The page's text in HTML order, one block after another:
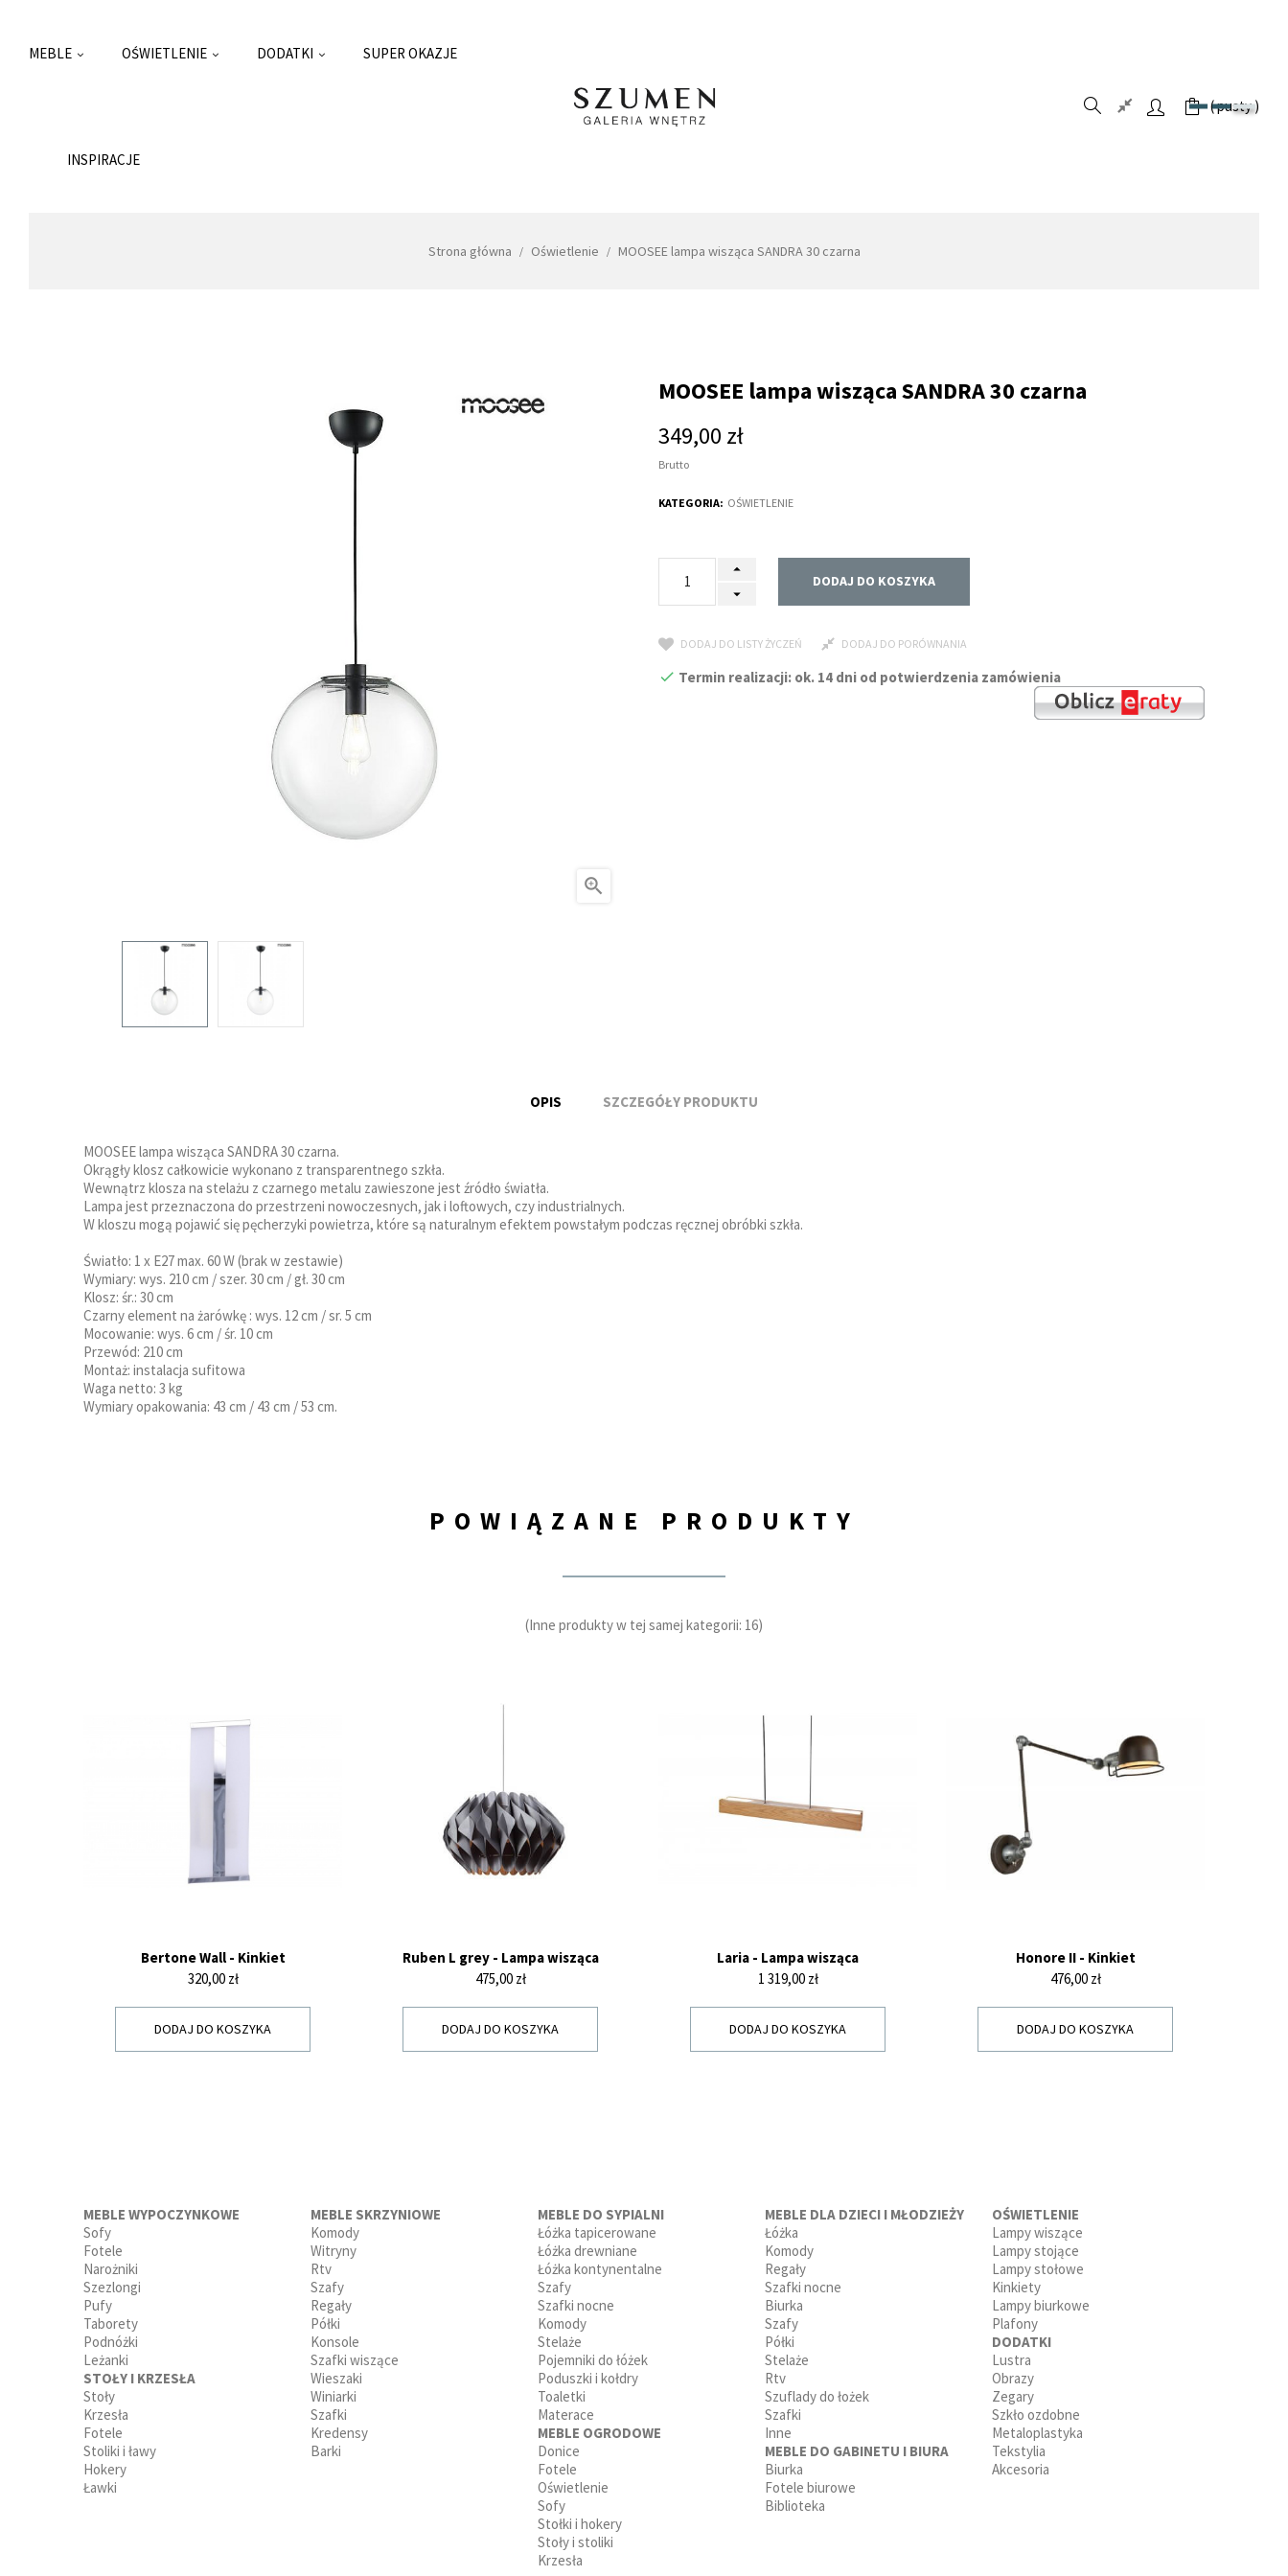
MEBLE OŚWIETLENIE DODATKI SUPER OKAZJE
INSPIRACJE
pusty
Strona główna Oświetlenie MOOSEE lampa wisząca SANDRA 30 czarna

MOOSEE lampa wisząca SANDRA 30 czarna
349,00 zł
Brutto
KATEGORIA: OŚWIETLENIE
DODAJ DO KOSZYKA
DODAJ DO LISTY ŻYCZEŃ DODAJ DO PORÓWNANIA
Termin realizacji: ok. 14 dni od potwierdzenia zamówienia
OPIS SZCZEGÓŁY PRODUKTU
MOOSEE lampa wisząca SANDRA 30 czarna.
Okrągły klosz całkowicie wykonano z transparentnego szkła.
Wewnątrz klosza na stelażu z czarnego metalu zawieszone jest źródło światła.
Lampa jest przeznaczona do przestrzeni nowoczesnych, jak i loftowych, czy industrialnych.
W kloszu mogą pojawić się pęcherzyki powietrza, które są naturalnym efektem powstałym podczas ręcznej obróbki szkła.
Światło: 1 x E27 max. 60 W (brak w zestawie)
Wymiary: wys. 210 cm / szer. 30 cm / gł. 30 cm
Klosz: śr.: 30 cm
Czarny element na żarówkę : wys. 12 cm / sr. 5 cm
Mocowanie: wys. 6 cm / śr. 10 cm
Przewód: 210 cm
Montaż: instalacja sufitowa
Waga netto: 3 kg
Wymiary opakowania: 43 cm / 43 cm / 53 cm.
POWIĄZANE PRODUKTY
(Inne produkty w tej samej kategorii: 16)
Bertone Wall - Kinkiet
Cena
320,00 zł
DODAJ DO KOSZYKA
Ruben L grey - Lampa wisząca
Cena
475,00 zł
DODAJ DO KOSZYKA
Laria - Lampa wisząca
Cena
1 319,00 zł
DODAJ DO KOSZYKA
Honore II - Kinkiet
Cena
476,00 zł
DODAJ DO KOSZYKA
MEBLE WYPOCZYNKOWE
Sofy
Fotele
Narożniki
Szezlongi
Pufy
Taborety
Podnóżki
Leżanki
STOŁY I KRZESŁA
Stoły
Krzesła
Fotele
Stoliki i ławy
Hokery
Ławki
MEBLE SKRZYNIOWE
Komody
Witryny
Rtv
Szafy
Regały
Półki
Konsole
Szafki wiszące
Wieszaki
Winiarki
Szafki
Kredensy
Barki
MEBLE DO SYPIALNI
Łóżka tapicerowane
Łóżka drewniane
Łóżka kontynentalne
Szafy
Szafki nocne
Komody
Stelaże
Pojemniki do łóżek
Poduszki i kołdry
Toaletki
Materace
MEBLE OGRODOWE
Donice
Fotele
Oświetlenie
Sofy
Stołki i hokery
Stoły i stoliki
Krzesła
MEBLE DLA DZIECI I MŁODZIEŻY
Łóżka
Komody
Regały
Szafki nocne
Biurka
Szafy
Półki
Stelaże
Rtv
Szuflady do łożek
Szafki
Inne
MEBLE DO GABINETU I BIURA
Biurka
Fotele biurowe
Biblioteka
OŚWIETLENIE
Lampy wiszące
Lampy stojące
Lampy stołowe
Kinkiety
Lampy biurkowe
Plafony
DODATKI
Lustra
Obrazy
Zegary
Szkło ozdobne
Metaloplastyka
Tekstylia
Akcesoria